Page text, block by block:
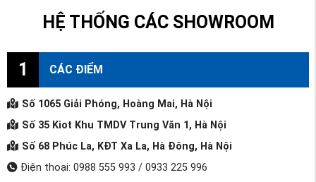
HỆ THỐNG CÁC SHOWROOM
1 CÁC ĐIỂM
Số 1065 Giải Phóng, Hoàng Mai, Hà Nội
Số 35 Kiot Khu TMDV Trung Văn 1, Hà Nội
Số 68 Phúc La, KĐT Xa La, Hà Đông, Hà Nội
Điện thoại: 0988 555 993 / 0933 225 996